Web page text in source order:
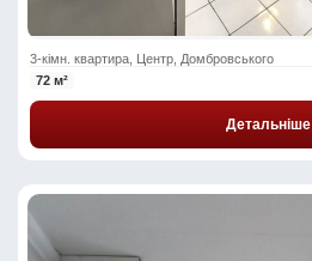
3-кімн. квартира, Центр, Домбровського
72 м²
Детальніше